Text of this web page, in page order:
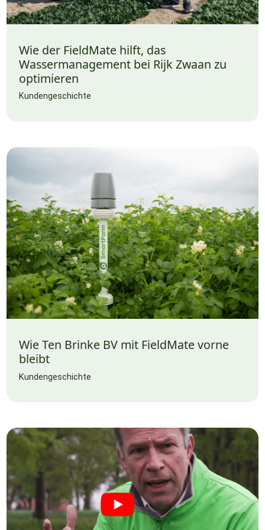
Wie der FieldMate hilft, das
Wassermanagement bei Rijk Zwaan zu
optimieren
Kundengeschichte
Wie Ten Brinke BV mit FieldMate vorne
bleibt
Kundengeschichte